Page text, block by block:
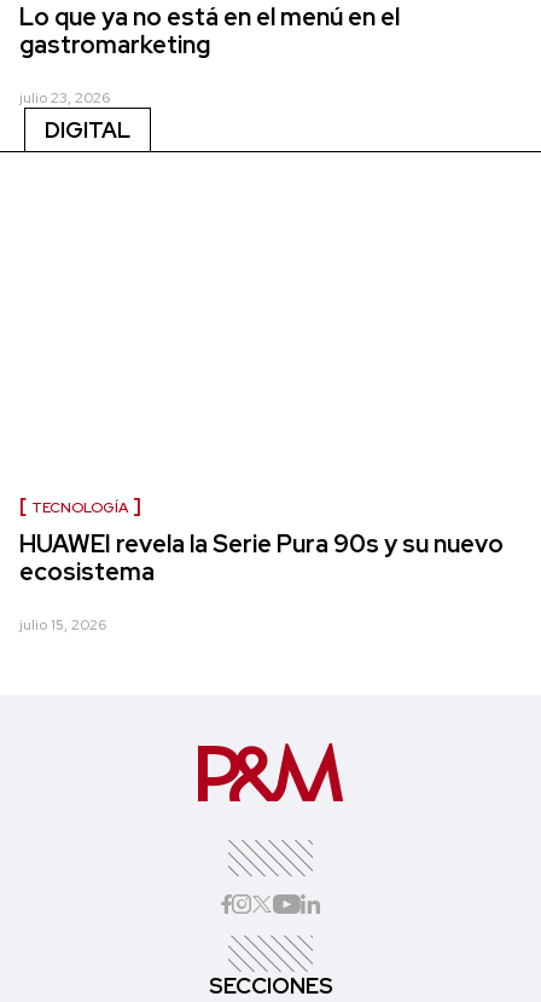
Lo que ya no está en el menú en el
gastromarketing
julio 23, 2026
DIGITAL
TECNOLOGÍA
HUAWEI revela la Serie Pura 90s y su nuevo
ecosistema
julio 15, 2026
SECCIONES